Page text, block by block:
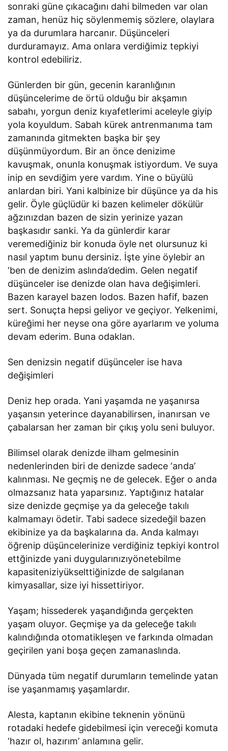
sonraki güne çıkacağını dahi bilmeden var olan
zaman, henüz hiç söylenmemiş sözlere, olaylara
ya da durumlara harcanır. Düşünceleri
durduramayız. Ama onlara verdiğimiz tepkiyi
kontrol edebiliriz.
Günlerden bir gün, gecenin karanlığının
düşüncelerime de örtü olduğu bir akşamın
sabahı, yorgun deniz kıyafetlerimi aceleyle giyip
yola koyuldum. Sabah kürek antrenmanıma tam
zamanında gitmekten başka bir şey
düşünmüyordum. Bir an önce denizime
kavuşmak, onunla konuşmak istiyordum. Ve suya
inip en sevdiğim yere vardım. Yine o büyülü
anlardan biri. Yani kalbinize bir düşünce ya da his
gelir. Öyle güçlüdür ki bazen kelimeler dökülür
ağzınızdan bazen de sizin yerinize yazan
başkasıdır sanki. Ya da günlerdir karar
veremediğiniz bir konuda öyle net olursunuz ki
nasıl yaptım bunu dersiniz. İşte yine öylebir an
‘ben de denizim aslında’dedim. Gelen negatif
düşünceler ise denizde olan hava değişimleri.
Bazen karayel bazen lodos. Bazen hafif, bazen
sert. Sonuçta hepsi geliyor ve geçiyor. Yelkenimi,
küreğimi her neyse ona göre ayarlarım ve yoluma
devam ederim. Buna odaklan.
Sen denizsin negatif düşünceler ise hava
değişimleri
Deniz hep orada. Yani yaşamda ne yaşanırsa
yaşansın yeterince dayanabilirsen, inanırsan ve
çabalarsan her zaman bir çıkış yolu seni buluyor.
Bilimsel olarak denizde ilham gelmesinin
nedenlerinden biri de denizde sadece ‘anda’
kalınması. Ne geçmiş ne de gelecek. Eğer o anda
olmazsanız hata yaparsınız. Yaptığınız hatalar
size denizde geçmişe ya da geleceğe takılı
kalmamayı ödetir. Tabi sadece sizedeğil bazen
ekibinize ya da başkalarına da. Anda kalmayı
öğrenip düşüncelerinize verdiğiniz tepkiyi kontrol
ettğinizde yani duygularınızıyönetebilme
kapasiteniziyükselttiğinizde de salgılanan
kimyasallar, size iyi hissettiriyor.
Yaşam; hissederek yaşandığında gerçekten
yaşam oluyor. Geçmişe ya da geleceğe takılı
kalındığında otomatikleşen ve farkında olmadan
geçirilen yani boşa geçen zamanaslında.
Dünyada tüm negatif durumların temelinde yatan
ise yaşanmamış yaşamlardır.
Alesta, kaptanın ekibine teknenin yönünü
rotadaki hedefe gidebilmesi için vereceği komuta
‘hazır ol, hazırım’ anlamına gelir.